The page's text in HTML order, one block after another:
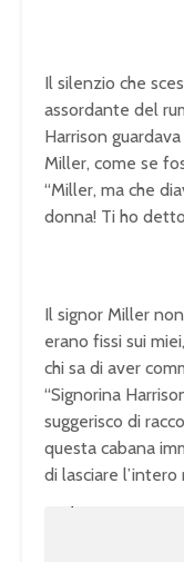
Il silenzio che
assordante del
Harrison
Miller, come se
“Miller, ma che
donna! Ti ho
Il signor Miller
erano fissi sui
chi sa di aver
“Signorina
suggerisco di
questa cabana
di lasciare l’intero